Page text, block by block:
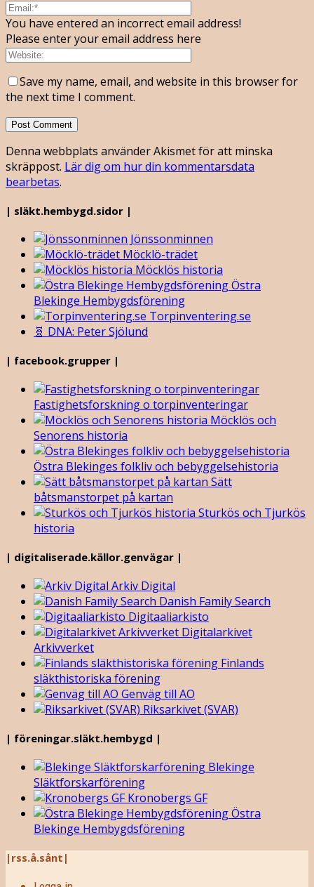
You have entered an incorrect email address!
Please enter your email address here
Save my name, email, and website in this browser for
the next time I comment.
Denna webbplats använder Akismet för att minska
skräppost. Lär dig om hur din kommentarsdata
bearbetas.
| släkt.hembygd.sidor |
Jönssonminnen
Möcklö-trädet
Möcklös historia
Östra
Blekinge Hembygdsförening
Torpinventering.se
🧬 DNA: Peter Sjölund
| facebook.grupper |
Fastighetsforskning o torpinventeringar
Möcklös och
Senorens historia
Östra Blekinges folkliv och bebyggelsehistoria
Sätt
båtsmanstorpet på kartan
Sturkös och Tjurkös
historia
| digitaliserade.källor.genvägar |
Arkiv Digital
Danish Family Search
Digitaaliarkisto
Digitalarkivet
Arkivverket
Finlands
släkthistoriska förening
Genväg till AO
Riksarkivet (SVAR)
| föreningar.släkt.hembygd |
Blekinge
Släktforskarförening
Kronobergs GF
Östra
Blekinge Hembygdsförening
|rss.å.sånt|